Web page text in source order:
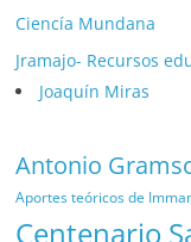
Ciencía Mundana
Jramajo- Recursos
Joaquín Miras
Antonio
Aportes teóricos de
Centenario